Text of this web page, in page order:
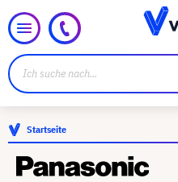
Startseite